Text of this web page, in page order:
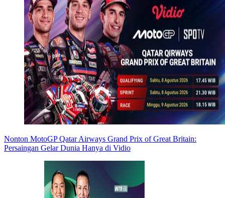
Nonton MotoGP Qatar Airways Grand Prix of Great Britain:
Persaingan Gelar Dunia Hanya di Vidio